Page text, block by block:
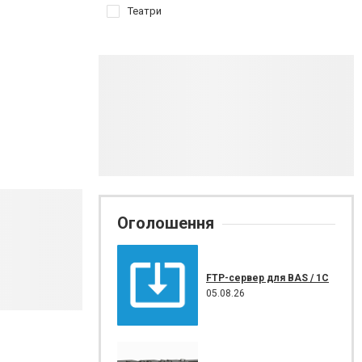
Театри
Оголошення
FTP-сервер для BAS / 1C
05.08.26